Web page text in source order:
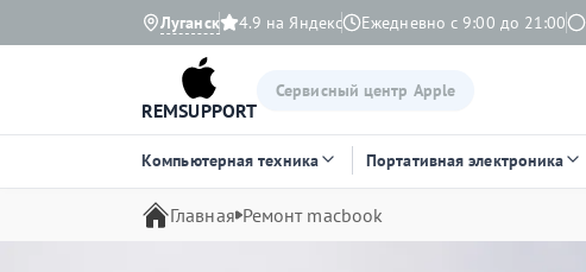
Луганск 4.9 на Яндекс Ежедневно с 9:00 до 21:00
REMSUPPORT
Сервисный центр Apple
Компьютерная техника Портативная электроника
Главная Ремонт macbook